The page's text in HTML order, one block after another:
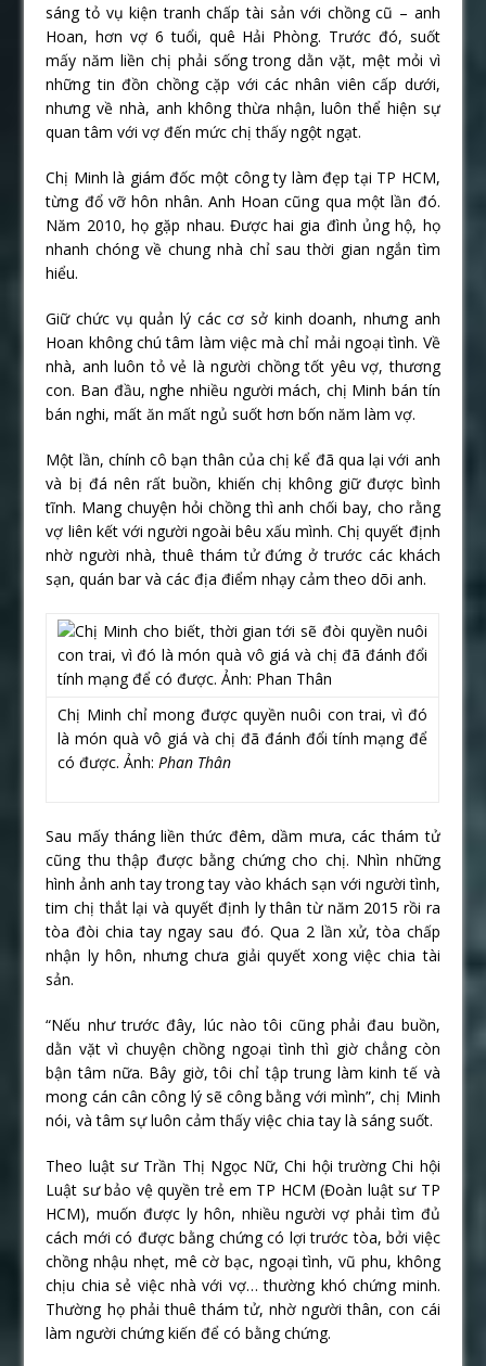
sáng tỏ vụ kiện tranh chấp tài sản với chồng cũ – anh
Hoan, hơn vợ 6 tuổi, quê Hải Phòng. Trước đó, suốt
mấy năm liền chị phải sống trong dằn vặt, mệt mỏi vì
những tin đồn chồng cặp với các nhân viên cấp dưới,
nhưng về nhà, anh không thừa nhận, luôn thể hiện sự
quan tâm với vợ đến mức chị thấy ngột ngạt.
Chị Minh là giám đốc một công ty làm đẹp tại TP HCM,
từng đổ vỡ hôn nhân. Anh Hoan cũng qua một lần đó.
Năm 2010, họ gặp nhau. Được hai gia đình ủng hộ, họ
nhanh chóng về chung nhà chỉ sau thời gian ngắn tìm
hiểu.
Giữ chức vụ quản lý các cơ sở kinh doanh, nhưng anh
Hoan không chú tâm làm việc mà chỉ mải ngoại tình. Về
nhà, anh luôn tỏ vẻ là người chồng tốt yêu vợ, thương
con. Ban đầu, nghe nhiều người mách, chị Minh bán tín
bán nghi, mất ăn mất ngủ suốt hơn bốn năm làm vợ.
Một lần, chính cô bạn thân của chị kể đã qua lại với anh
và bị đá nên rất buồn, khiến chị không giữ được bình
tĩnh. Mang chuyện hỏi chồng thì anh chối bay, cho rằng
vợ liên kết với người ngoài bêu xấu mình. Chị quyết định
nhờ người nhà, thuê thám tử đứng ở trước các khách
sạn, quán bar và các địa điểm nhạy cảm theo dõi anh.
Chị Minh chỉ mong được quyền nuôi con trai, vì đó
là món quà vô giá và chị đã đánh đổi tính mạng để
có được. Ảnh: Phan Thân
Sau mấy tháng liền thức đêm, dầm mưa, các thám tử
cũng thu thập được bằng chứng cho chị. Nhìn những
hình ảnh anh tay trong tay vào khách sạn với người tình,
tim chị thắt lại và quyết định ly thân từ năm 2015 rồi ra
tòa đòi chia tay ngay sau đó. Qua 2 lần xử, tòa chấp
nhận ly hôn, nhưng chưa giải quyết xong việc chia tài
sản.
“Nếu như trước đây, lúc nào tôi cũng phải đau buồn,
dằn vặt vì chuyện chồng ngoại tình thì giờ chẳng còn
bận tâm nữa. Bây giờ, tôi chỉ tập trung làm kinh tế và
mong cán cân công lý sẽ công bằng với mình”, chị Minh
nói, và tâm sự luôn cảm thấy việc chia tay là sáng suốt.
Theo luật sư Trần Thị Ngọc Nữ, Chi hội trường Chi hội
Luật sư bảo vệ quyền trẻ em TP HCM (Đoàn luật sư TP
HCM), muốn được ly hôn, nhiều người vợ phải tìm đủ
cách mới có được bằng chứng có lợi trước tòa, bởi việc
chồng nhậu nhẹt, mê cờ bạc, ngoại tình, vũ phu, không
chịu chia sẻ việc nhà với vợ… thường khó chứng minh.
Thường họ phải thuê thám tử, nhờ người thân, con cái
làm người chứng kiến để có bằng chứng.